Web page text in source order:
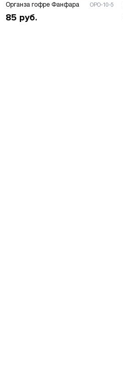
Органза гофре Фанфара ОРО-10-5
85 руб.